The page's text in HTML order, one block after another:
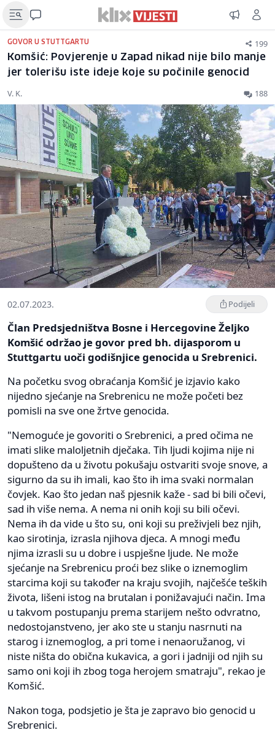
GOVOR U STUTTGARTU 199
Komšić: Povjerenje u Zapad nikad nije bilo manje
jer tolerišu iste ideje koje su počinile genocid
V. K. 188
02.07.2023. Podijeli
Član Predsjedništva Bosne i Hercegovine Željko
Komšić održao je govor pred bh. dijasporom u
Stuttgartu uoči godišnjice genocida u Srebrenici.
Na početku svog obraćanja Komšić je izjavio kako
nijedno sjećanje na Srebrenicu ne može početi bez
pomisli na sve one žrtve genocida.
"Nemoguće je govoriti o Srebrenici, a pred očima ne
imati slike maloljetnih dječaka. Tih ljudi kojima nije ni
dopušteno da u životu pokušaju ostvariti svoje snove, a
sigurno da su ih imali, kao što ih ima svaki normalan
čovjek. Kao što jedan naš pjesnik kaže - sad bi bili očevi,
sad ih više nema. A nema ni onih koji su bili očevi.
Nema ih da vide u što su, oni koji su preživjeli bez njih,
kao sirotinja, izrasla njihova djeca. A mnogi među
njima izrasli su u dobre i uspješne ljude. Ne može
sjećanje na Srebrenicu proći bez slike o iznemoglim
starcima koji su također na kraju svojih, najčešće teških
života, lišeni istog na brutalan i ponižavajući način. Ima
u takvom postupanju prema starijem nešto odvratno,
nedostojanstveno, jer ako ste u stanju nasrnuti na
starog i iznemoglog, a pri tome i nenaoružanog, vi
niste ništa do obična kukavica, a gori i jadniji od njih su
samo oni koji ih zbog toga herojem smatraju", rekao je
Komšić.
Nakon toga, podsjetio je šta je zapravo bio genocid u
Srebrenici.